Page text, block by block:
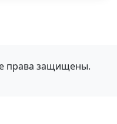
права защищены.